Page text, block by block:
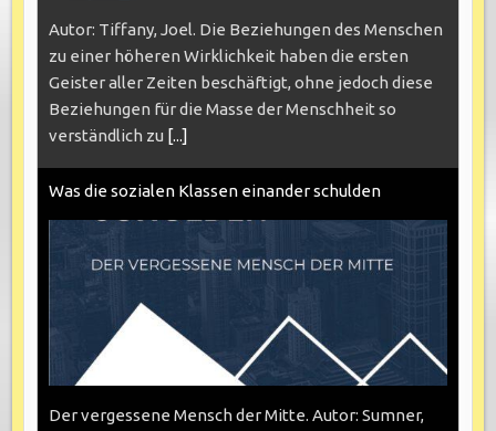
Autor: Tiffany, Joel. Die Beziehungen des Menschen
zu einer höheren Wirklichkeit haben die ersten
Geister aller Zeiten beschäftigt, ohne jedoch diese
Beziehungen für die Masse der Menschheit so
verständlich zu [...]
Was die sozialen Klassen einander schulden
Der vergessene Mensch der Mitte. Autor: Sumner,